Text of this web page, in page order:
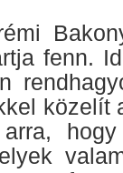
fenn.
közelít